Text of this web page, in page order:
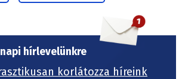
hírlevelünkre
korlátozza híreink